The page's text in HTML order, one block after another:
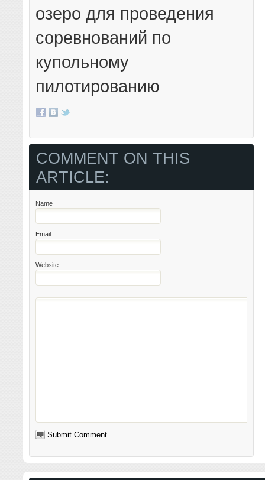
озеро для проведения
соревнований по
купольному
пилотированию
COMMENT ON THIS
ARTICLE:
Name
Email
Website